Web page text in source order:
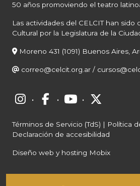
50 años promoviendo el teatro
Las actividades del CELCIT han sido
Cultural por la Legislatura de la
Moreno 431 (1091) Buenos Aires,
correo@celcit.org.ar /
· · ·
Términos de Servicio (TdS) | Política
Declaración de accesibilidad
Diseño web y hosting Mobix